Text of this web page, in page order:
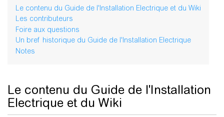
Le contenu du Guide de l'Installation Electrique et du Wiki
Les contributeurs
Foire aux questions
Un bref historique du Guide de l'Installation Electrique
Notes
Le contenu du Guide de l'Installation
Electrique et du Wiki